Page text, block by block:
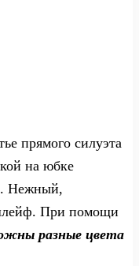
прямого силуэта
на юбке
Нежный,
При помощи
разные цвета